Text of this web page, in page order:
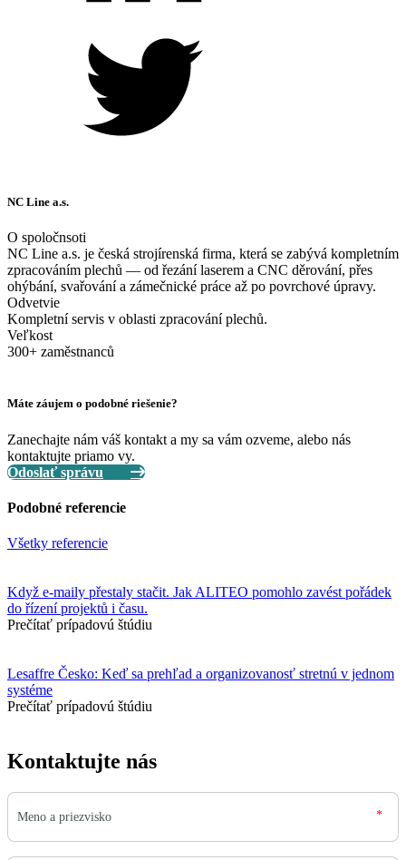
NC Line a.s.
O spoločnsoti
NC Line a.s. je česká strojírenská firma, která se zabývá kompletním
zpracováním plechů — od řezání laserem a CNC děrování, přes
ohýbání, svařování a zámečnické práce až po povrchové úpravy.
Odvetvie
Kompletní servis v oblasti zpracování plechů.
Veľkost
300+ zaměstnanců
Máte záujem o podobné riešenie?
Zanechajte nám váš kontakt a my sa vám ozveme, alebo nás
kontaktujte priamo vy.
Odoslať správu
Podobné referencie
Všetky referencie
Když e-maily přestaly stačit. Jak ALITEO pomohlo zavést pořádek
do řízení projektů i času.
Prečítať prípadovú štúdiu
Lesaffre Česko: Keď sa prehľad a organizovanosť stretnú v jednom
systéme
Prečítať prípadovú štúdiu
Kontaktujte nás